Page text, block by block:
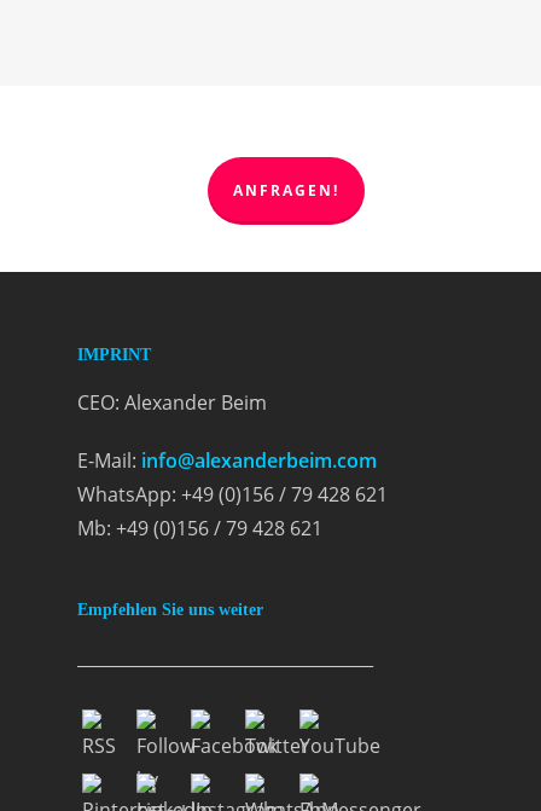
ANFRAGEN!
IMPRINT
CEO: Alexander Beim
E-Mail: info@alexanderbeim.com
WhatsApp: +49 (0)156 / 79 428 621
Mb: +49 (0)156 / 79 428 621
Empfehlen Sie uns weiter